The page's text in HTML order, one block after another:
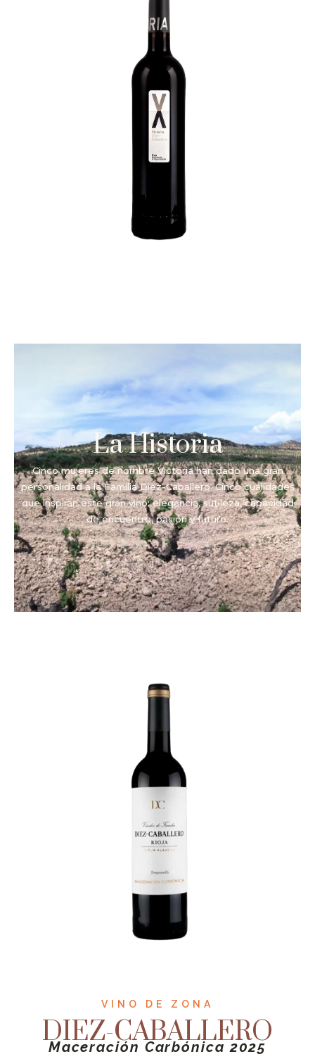
La Historia
Cinco mujeres de nombre Victoria han dado una gran
personalidad a la Familia Diez-Caballero. Cinco cualidades
que inspiran este gran vino: elegancia, sutileza, capacidad
de encuentro, pasión y futuro.
VINO DE ZONA
DIEZ-CABALLERO
Maceración Carbónica 2025